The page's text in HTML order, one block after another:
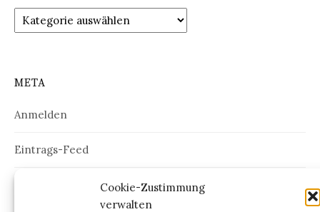
Cookie-Zustimmung
verwalten
Kategorien
META
Anmelden
Eintrags-Feed
Kommentar-Feed